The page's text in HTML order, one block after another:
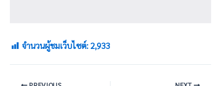
จำนวนผู้ชมเว็บไซต์:2,933